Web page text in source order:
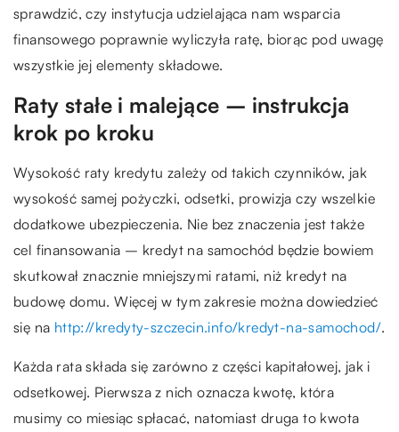
sprawdzić, czy instytucja udzielająca nam wsparcia
finansowego poprawnie wyliczyła ratę, biorąc pod uwagę
wszystkie jej elementy składowe.
Raty stałe i malejące – instrukcja
krok po kroku
Wysokość raty kredytu zależy od takich czynników, jak
wysokość samej pożyczki, odsetki, prowizja czy wszelkie
dodatkowe ubezpieczenia. Nie bez znaczenia jest także
cel finansowania – kredyt na samochód będzie bowiem
skutkował znacznie mniejszymi ratami, niż kredyt na
budowę domu. Więcej w tym zakresie można dowiedzieć
się na http://kredyty-szczecin.info/kredyt-na-samochod/.
Każda rata składa się zarówno z części kapitałowej, jak i
odsetkowej. Pierwsza z nich oznacza kwotę, która
musimy co miesiąc spłacać, natomiast druga to kwota